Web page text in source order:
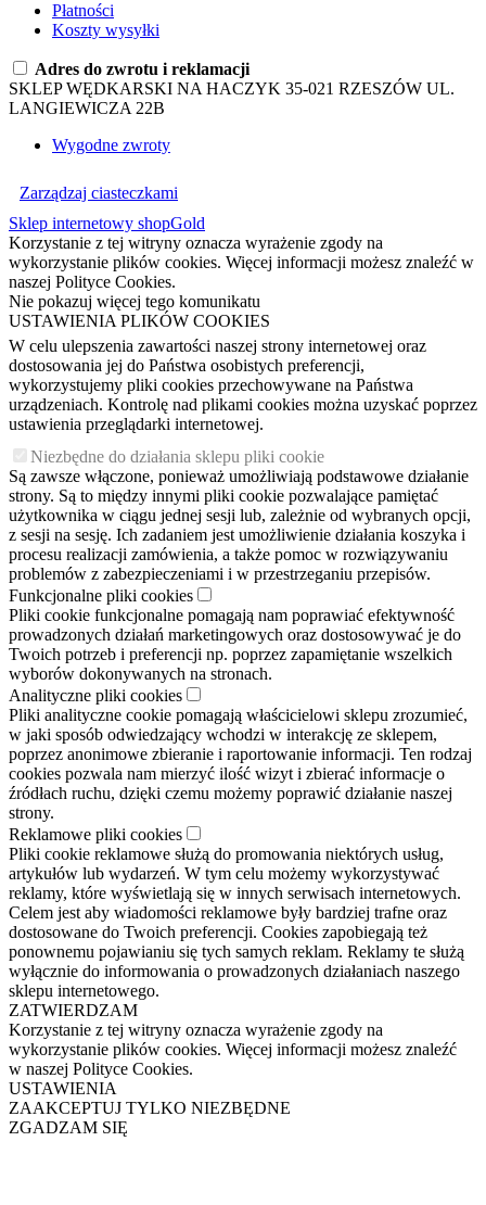
Płatności
Koszty wysyłki
Adres do zwrotu i reklamacji
SKLEP WĘDKARSKI NA HACZYK 35-021 RZESZÓW UL.
LANGIEWICZA 22B
Wygodne zwroty
Zarządzaj ciasteczkami
Sklep internetowy shopGold
Korzystanie z tej witryny oznacza wyrażenie zgody na
wykorzystanie plików cookies. Więcej informacji możesz znaleźć w
naszej Polityce Cookies.
Nie pokazuj więcej tego komunikatu
USTAWIENIA PLIKÓW COOKIES
W celu ulepszenia zawartości naszej strony internetowej oraz
dostosowania jej do Państwa osobistych preferencji,
wykorzystujemy pliki cookies przechowywane na Państwa
urządzeniach. Kontrolę nad plikami cookies można uzyskać poprzez
ustawienia przeglądarki internetowej.
Niezbędne do działania sklepu pliki cookie
Są zawsze włączone, ponieważ umożliwiają podstawowe działanie
strony. Są to między innymi pliki cookie pozwalające pamiętać
użytkownika w ciągu jednej sesji lub, zależnie od wybranych opcji,
z sesji na sesję. Ich zadaniem jest umożliwienie działania koszyka i
procesu realizacji zamówienia, a także pomoc w rozwiązywaniu
problemów z zabezpieczeniami i w przestrzeganiu przepisów.
Funkcjonalne pliki cookies
Pliki cookie funkcjonalne pomagają nam poprawiać efektywność
prowadzonych działań marketingowych oraz dostosowywać je do
Twoich potrzeb i preferencji np. poprzez zapamiętanie wszelkich
wyborów dokonywanych na stronach.
Analityczne pliki cookies
Pliki analityczne cookie pomagają właścicielowi sklepu zrozumieć,
w jaki sposób odwiedzający wchodzi w interakcję ze sklepem,
poprzez anonimowe zbieranie i raportowanie informacji. Ten rodzaj
cookies pozwala nam mierzyć ilość wizyt i zbierać informacje o
źródłach ruchu, dzięki czemu możemy poprawić działanie naszej
strony.
Reklamowe pliki cookies
Pliki cookie reklamowe służą do promowania niektórych usług,
artykułów lub wydarzeń. W tym celu możemy wykorzystywać
reklamy, które wyświetlają się w innych serwisach internetowych.
Celem jest aby wiadomości reklamowe były bardziej trafne oraz
dostosowane do Twoich preferencji. Cookies zapobiegają też
ponownemu pojawianiu się tych samych reklam. Reklamy te służą
wyłącznie do informowania o prowadzonych działaniach naszego
sklepu internetowego.
ZATWIERDZAM
Korzystanie z tej witryny oznacza wyrażenie zgody na
wykorzystanie plików cookies. Więcej informacji możesz znaleźć
w naszej Polityce Cookies.
USTAWIENIA
ZAAKCEPTUJ TYLKO NIEZBĘDNE
ZGADZAM SIĘ